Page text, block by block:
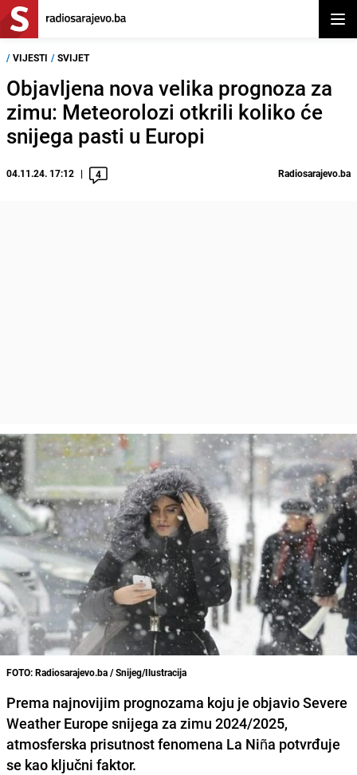
/ VIJESTI / SVIJET
Objavljena nova velika prognoza za
zimu: Meteorolozi otkrili koliko će
snijega pasti u Europi
04.11.24. 17:12 4 Radiosarajevo.ba
FOTO: Radiosarajevo.ba / Snijeg/Ilustracija
Prema najnovijim prognozama koju je objavio Severe
Weather Europe snijega za zimu 2024/2025,
atmosferska prisutnost fenomena La Niña potvrđuje
se kao ključni faktor.